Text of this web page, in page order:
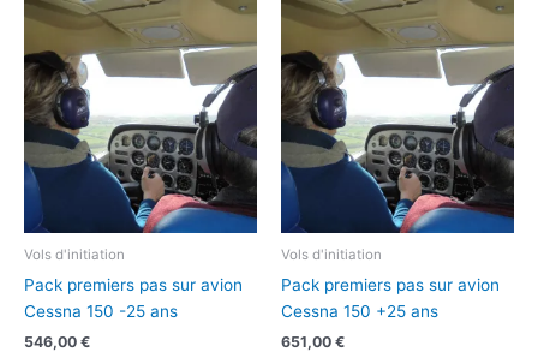
Vols d'initiation
Pack premiers pas sur avion
Cessna 150 -25 ans
546,00 €
Vols d'initiation
Pack premiers pas sur avion
Cessna 150 +25 ans
651,00 €